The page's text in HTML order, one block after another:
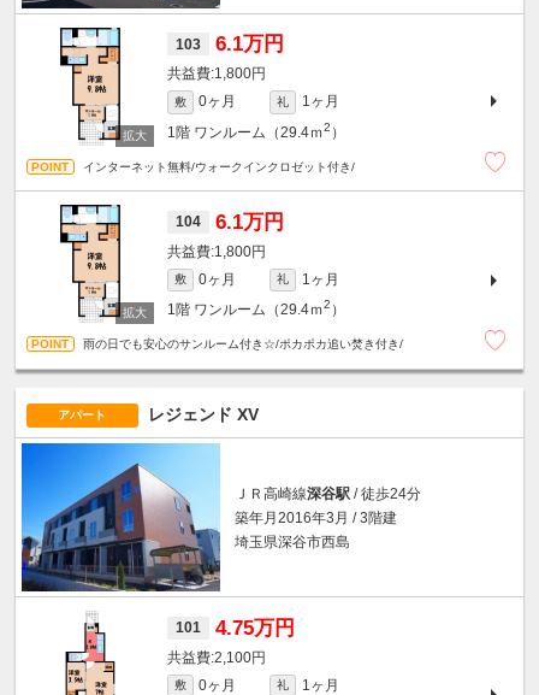
103 6.1万円
1,800円
敷 0ヶ月 礼
1ヶ月
1階 ワンルーム（29.4ｍ2 ）
インターネット無料/ウォークインクロゼット付き/
104 6.1万円
1,800円
敷 0ヶ月 礼
1ヶ月
1階 ワンルーム（29.4ｍ2 ）
雨の日でも安心のサンルーム付き☆/ポカポカ追い焚き付き/
アパート レジェンド XV
ＪＲ高崎線深谷駅 / 徒歩24分
築年月2016年3月 / 3階建
埼玉県深谷市西島
101 4.75万円
2,100円
敷 0ヶ月 礼
1ヶ月